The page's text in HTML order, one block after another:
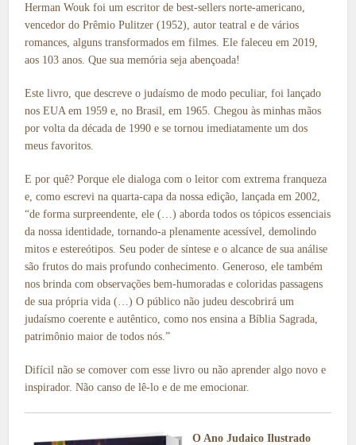
Herman Wouk foi um escritor de best-sellers norte-americano,
vencedor do Prêmio Pulitzer (1952), autor teatral e de vários
romances, alguns transformados em filmes. Ele faleceu em 2019,
aos 103 anos. Que sua memória seja abençoada!
Este livro, que descreve o judaísmo de modo peculiar, foi lançado
nos EUA em 1959 e, no Brasil, em 1965. Chegou às minhas mãos
por volta da década de 1990 e se tornou imediatamente um dos
meus favoritos.
E por quê? Porque ele dialoga com o leitor com extrema franqueza
e, como escrevi na quarta-capa da nossa edição, lançada em 2002,
“de forma surpreendente, ele (…) aborda todos os tópicos essenciais
da nossa identidade, tornando-a plenamente acessível, demolindo
mitos e estereótipos. Seu poder de síntese e o alcance de sua análise
são frutos do mais profundo conhecimento. Generoso, ele também
nos brinda com observações bem-humoradas e coloridas passagens
de sua própria vida (…) O público não judeu descobrirá um
judaísmo coerente e autêntico, como nos ensina a Bíblia Sagrada,
patrimônio maior de todos nós.”
Difícil não se comover com esse livro ou não aprender algo novo e
inspirador. Não canso de lê-lo e de me emocionar.
O Ano Judaico Ilustrado